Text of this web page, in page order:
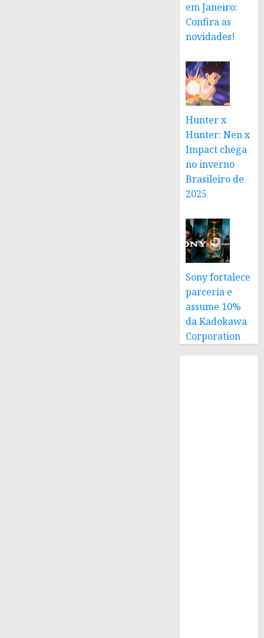
em Janeiro:
Confira as
novidades!
Hunter x
Hunter: Nen x
Impact chega
no inverno
Brasileiro de
2025
Sony fortalece
parceria e
assume 10%
da Kadokawa
Corporation